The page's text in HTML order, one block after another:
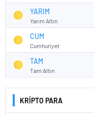
YARIM
Yarım Altın
CUM
Cumhuriyet
TAM
Tam Altın
KRİPTO PARA